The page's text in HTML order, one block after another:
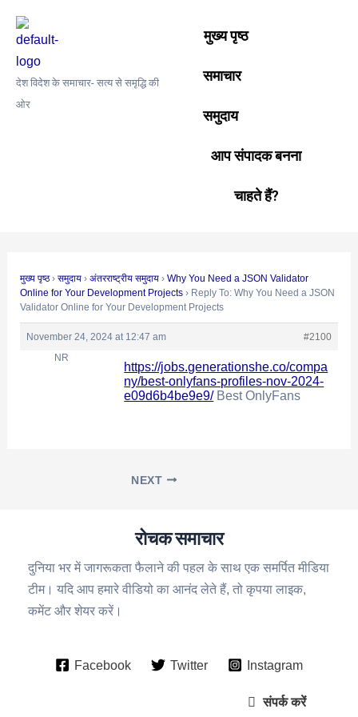
content
देश विदेश के समाचार- सत्य से समृद्धि की
ओर
मुख्य पृष्ठ
समाचार
समुदाय
आप संपादक बनना
चाहते हैं?
मुख्य पृष्ठ › समुदाय › अंतरराष्ट्रीय समुदाय › Why You Need a JSON Validator
Online for Your Development Projects › Reply To: Why You Need a JSON
Validator Online for Your Development Projects
November 24, 2024 at 12:47 am
#2100
NR
https://jobs.generationshe.co/compa
ny/best-onlyfans-profiles-nov-2024-
e09d6b4be9e9/Best OnlyFans
navigation
NEXT
रोचक समाचार
दुनिया भर में जागरूकता फैलाने की पहल के साथ एक समर्पित मीडिया
टीम। यदि आप हमारे वीडियो का आनंद लेते हैं, तो कृपया लाइक,
कमेंट और शेयर करें।
Facebook Twitter Instagram
संपर्क करें